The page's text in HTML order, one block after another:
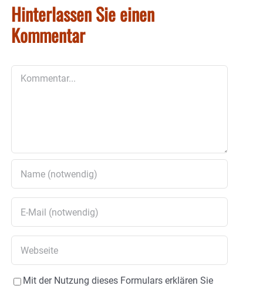
Hinterlassen Sie einen
Kommentar
Mit der Nutzung dieses Formulars erklären Sie